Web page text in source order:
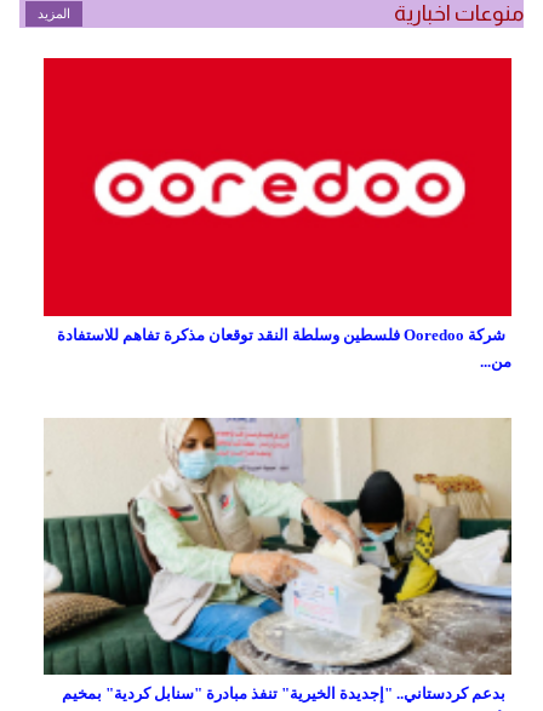
منوعات اخبارية المزيد
شركة Ooredoo فلسطين وسلطة النقد توقعان مذكرة تفاهم للاستفادة
من...
بدعم كردستاني.. "إجديدة الخيرية" تنفذ مبادرة "سنابل كردية" بمخيم